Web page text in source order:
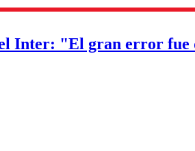
el Inter: "El gran error fue